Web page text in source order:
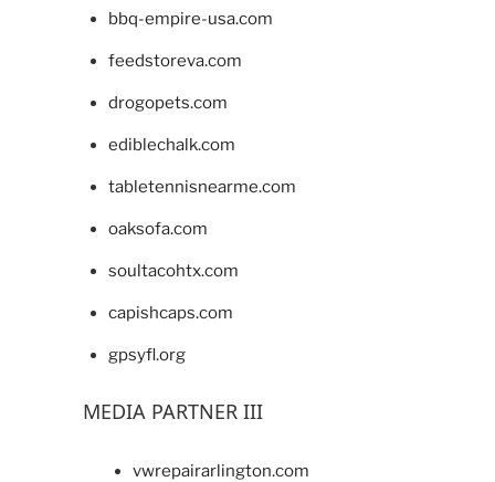
bbq-empire-usa.com
feedstoreva.com
drogopets.com
ediblechalk.com
tabletennisnearme.com
oaksofa.com
soultacohtx.com
capishcaps.com
gpsyfl.org
MEDIA PARTNER III
vwrepairarlington.com